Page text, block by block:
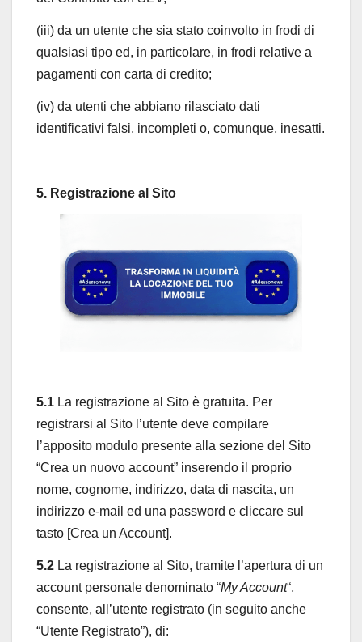
(iii) da un utente che sia stato coinvolto in frodi di
qualsiasi tipo ed, in particolare, in frodi relative a
pagamenti con carta di credito;
(iv) da utenti che abbiano rilasciato dati
identificativi falsi, incompleti o, comunque, inesatti.
5. Registrazione al Sito
5.1 La registrazione al Sito è gratuita. Per
registrarsi al Sito l’utente deve compilare
l’apposito modulo presente alla sezione del Sito
“Crea un nuovo account” inserendo il proprio
nome, cognome, indirizzo, data di nascita, un
indirizzo e-mail ed una password e cliccare sul
tasto [Crea un Account].
5.2 La registrazione al Sito, tramite l’apertura di un
account personale denominato “My Account“,
consente, all’utente registrato (in seguito anche
“Utente Registrato”), di: